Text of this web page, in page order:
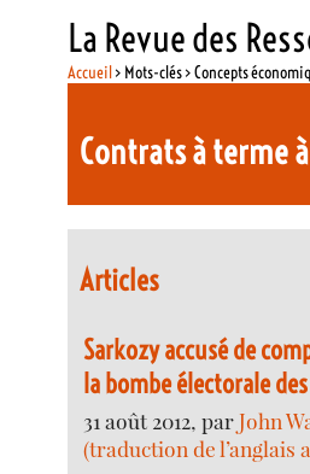
La Revue des
Accueil> Mots-clés > Concepts
Contrats à terme
Articles
Sarkozy accusé de
la bombe électorale des
31 août 2012, parJohn
(traduction de l’anglais